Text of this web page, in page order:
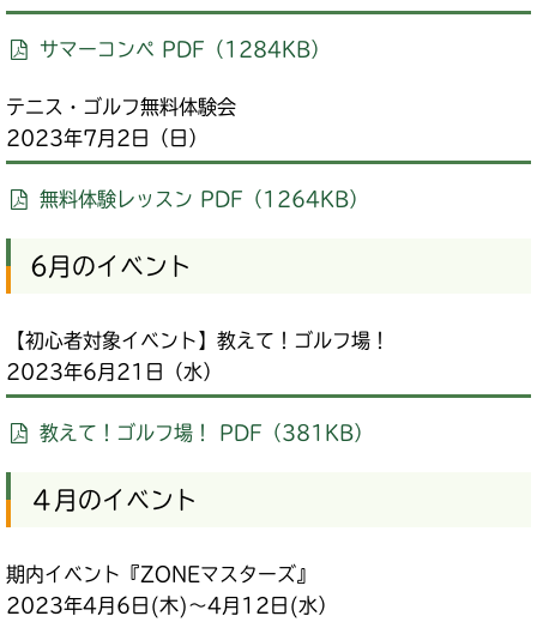
サマーコンペ PDF（1284KB）
テニス・ゴルフ無料体験会
2023年7月2日（日）
無料体験レッスン PDF（1264KB）
6月のイベント
【初心者対象イベント】教えて！ゴルフ場！
2023年6月21日（水）
教えて！ゴルフ場！ PDF（381KB）
４月のイベント
期内イベント『ZONEマスターズ』
2023年4月6日(木)～4月12日(水）